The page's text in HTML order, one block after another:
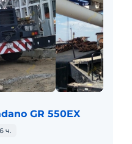
GR 550EX
ч.